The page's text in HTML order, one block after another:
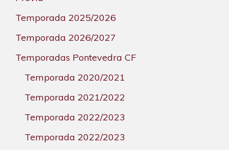
Temporada 2025/2026
Temporada 2026/2027
Temporadas Pontevedra CF
Temporada 2020/2021
Temporada 2021/2022
Temporada 2022/2023
Temporada 2022/2023